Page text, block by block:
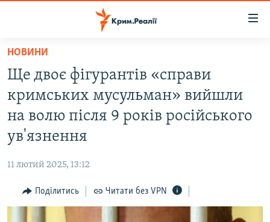
Перейти
основного
матеріалу
Перейти
до
основної
Перейти
пошуку
ВОДА.КРИМ
ВІДЕО ТА ФОТО
ПОЛІТИКА
ІНТЕРВ'Ю
ВСЕ ЗА ДЕНЬ
НОВИНИ
Ще двоє фігурантів «справи
кримських мусульман» вийшли
на волю після 9 років російського
ув'язнення
11 лютий 2025, 13:12
Поділитись Читати без VPN